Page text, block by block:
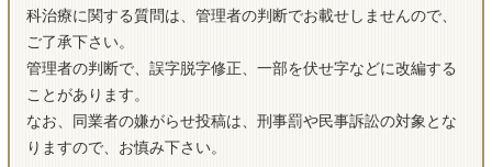
科治療に関する質問は、管理者の判断でお載せしませんので、
ご了承下さい。
管理者の判断で、誤字脱字修正、一部を伏せ字などに改編する
ことがあります。
なお、同業者の嫌がらせ投稿は、刑事罰や民事訴訟の対象とな
りますので、お慎み下さい。